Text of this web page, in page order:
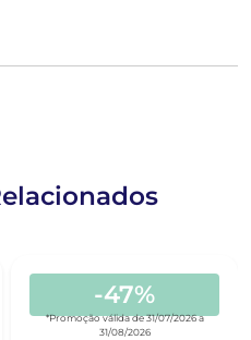
-47%
*Promoção válida de 31/07/2026 a
31/08/2026